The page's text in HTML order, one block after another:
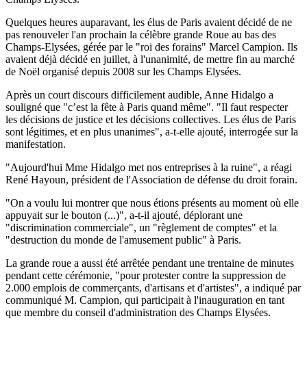
Quelques heures auparavant, les élus de Paris avaient décidé de ne
pas renouveler l'an prochain la célèbre grande Roue au bas des
Champs-Elysées, gérée par le "roi des forains" Marcel Campion. Ils
avaient déjà décidé en juillet, à l'unanimité, de mettre fin au marché
de Noël organisé depuis 2008 sur les Champs Elysées.
Après un court discours difficilement audible, Anne Hidalgo a
souligné que "c’est la fête à Paris quand même". "Il faut respecter
les décisions de justice et les décisions collectives. Les élus de Paris
sont légitimes, et en plus unanimes", a-t-elle ajouté, interrogée sur la
manifestation.
"Aujourd'hui Mme Hidalgo met nos entreprises à la ruine", a réagi
René Hayoun, président de l'Association de défense du droit forain.
"On a voulu lui montrer que nous étions présents au moment où elle
appuyait sur le bouton (...)", a-t-il ajouté, déplorant une
"discrimination commerciale", un "règlement de comptes" et la
"destruction du monde de l'amusement public" à Paris.
La grande roue a aussi été arrêtée pendant une trentaine de minutes
pendant cette cérémonie, "pour protester contre la suppression de
2.000 emplois de commerçants, d'artisans et d'artistes", a indiqué par
communiqué M. Campion, qui participait à l'inauguration en tant
que membre du conseil d'administration des Champs Elysées.